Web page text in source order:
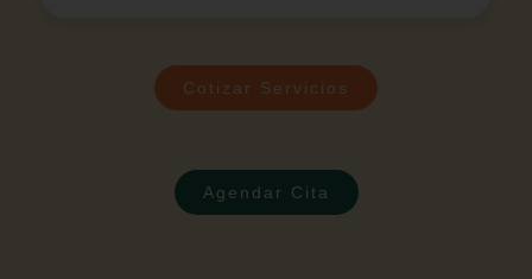
Cotizar Servicios
Agendar Cita